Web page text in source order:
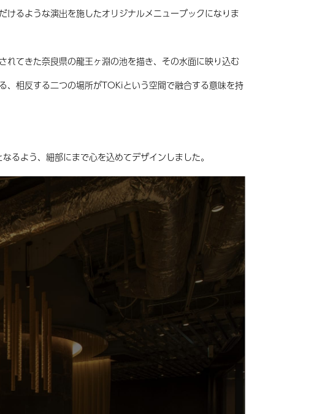
るような演出を施したオリジナルメニューブックになりま
てきた奈良県の龍王ヶ淵の池を描き、その水面に映り込む
、相反する二つの場所がTOKiという空間で融合する意味を持
るよう、細部にまで心を込めてデザインしました。